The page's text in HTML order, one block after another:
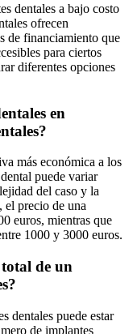
dentales a bajo costo
ofrecen
de financiamiento que
para ciertos
diferentes opciones
en
más económica a los
puede variar
del caso y la
el precio de una
euros, mientras que
1000 y 3000 euros.
de un
dentales puede estar
de implantes